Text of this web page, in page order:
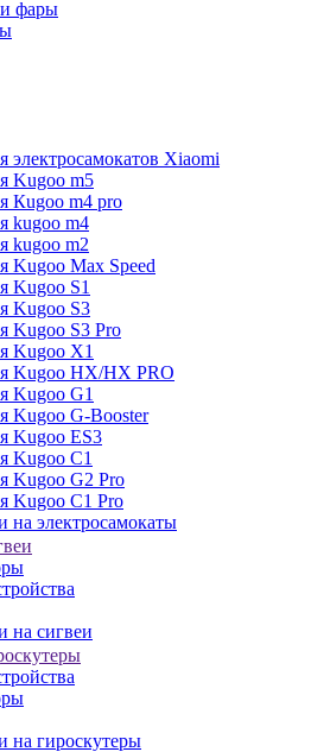
фары
электросамокатов Xiaomi
Kugoo m5
Кugoo m4 pro
kugoo m4
kugoo m2
Kugoo Max Speed
Kugoo S1
Kugoo S3
Kugoo S3 Pro
Kugoo X1
Kugoo HX/HX PRO
Kugoo G1
Kugoo G-Booster
Kugoo ES3
Kugoo C1
Kugoo G2 Pro
Kugoo C1 Pro
на электросамокаты
на сигвеи
на гироскутеры